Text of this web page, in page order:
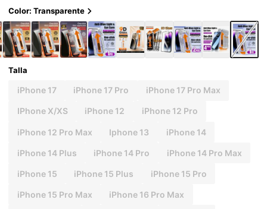
uellas, brillante, sin deslizamiento, cero burbu
jas, auto-adsorción, tacto suave, compatible c
on 18 Pro Max 17 Pro 16/15/14/13/12/11/Pro/Pl
us/Promax/X/Xr/Xs
Color: Transparente
Talla
iPhone 17 iPhone 17 Pro iPhone 17 Pro Max
IPhone X/XS iPhone 12 iPhone 12 Pro
iPhone 12 Pro Max Iphone 13 iPhone 14
iPhone 14 Plus iPhone 14 Pro iPhone 14 Pro Max
iPhone 15 iPhone 15 Plus iPhone 15 Pro
iPhone 15 Pro Max iPhone 16 Pro Max